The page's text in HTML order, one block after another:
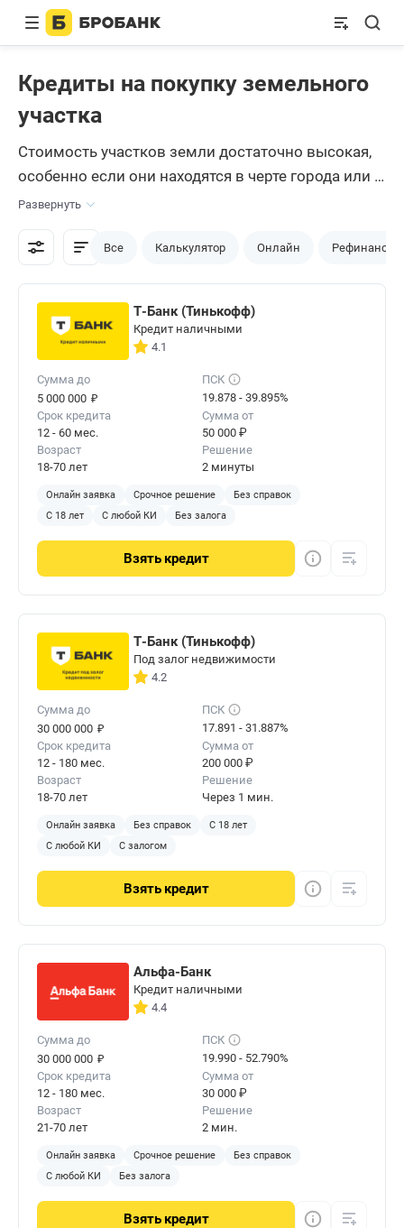
Кредиты на покупку земельного
участка
Стоимость участков земли достаточно высокая,
особенно если они находятся в черте города или в
пригороде. Многие граждане не могут выложить
из собственного кармана приличную сумму,
поэтому решают оформитькредитна покупку
воспользоваться ипотекой или обычным
кредитом наличными.
Развернуть
Все Калькулятор Онлайн
Т-Банк (Тинькофф)
Кредит наличными
4.1
Сумма до
5 000 000 ₽
ПСК
19.878 - 39.895%
Срок кредита
12 - 60 мес.
Сумма от
50 000 ₽
Возраст
18-70 лет
Решение
2 минуты
Онлайн заявка Срочное решение
Без справок
С 18 лет
С любой КИ Без залога
Взять кредит
Т-Банк (Тинькофф)
Под залог недвижимости
4.2
Сумма до
30 000 000 ₽
ПСК
17.891 - 31.887%
Срок кредита
12 - 180 мес.
Сумма от
200 000 ₽
Возраст
18-70 лет
Решение
Через 1 мин.
Онлайн заявка Без справок
С 18 лет
С любой КИ
С залогом
Взять кредит
Альфа-Банк
Кредит наличными
4.4
Сумма до
30 000 000 ₽
ПСК
19.990 - 52.790%
Срок кредита
12 - 180 мес.
Сумма от
30 000 ₽
Возраст
21-70 лет
Решение
2 мин.
Онлайн заявка Срочное решение
Без справок
С любой КИ
Без залога
Взять кредит